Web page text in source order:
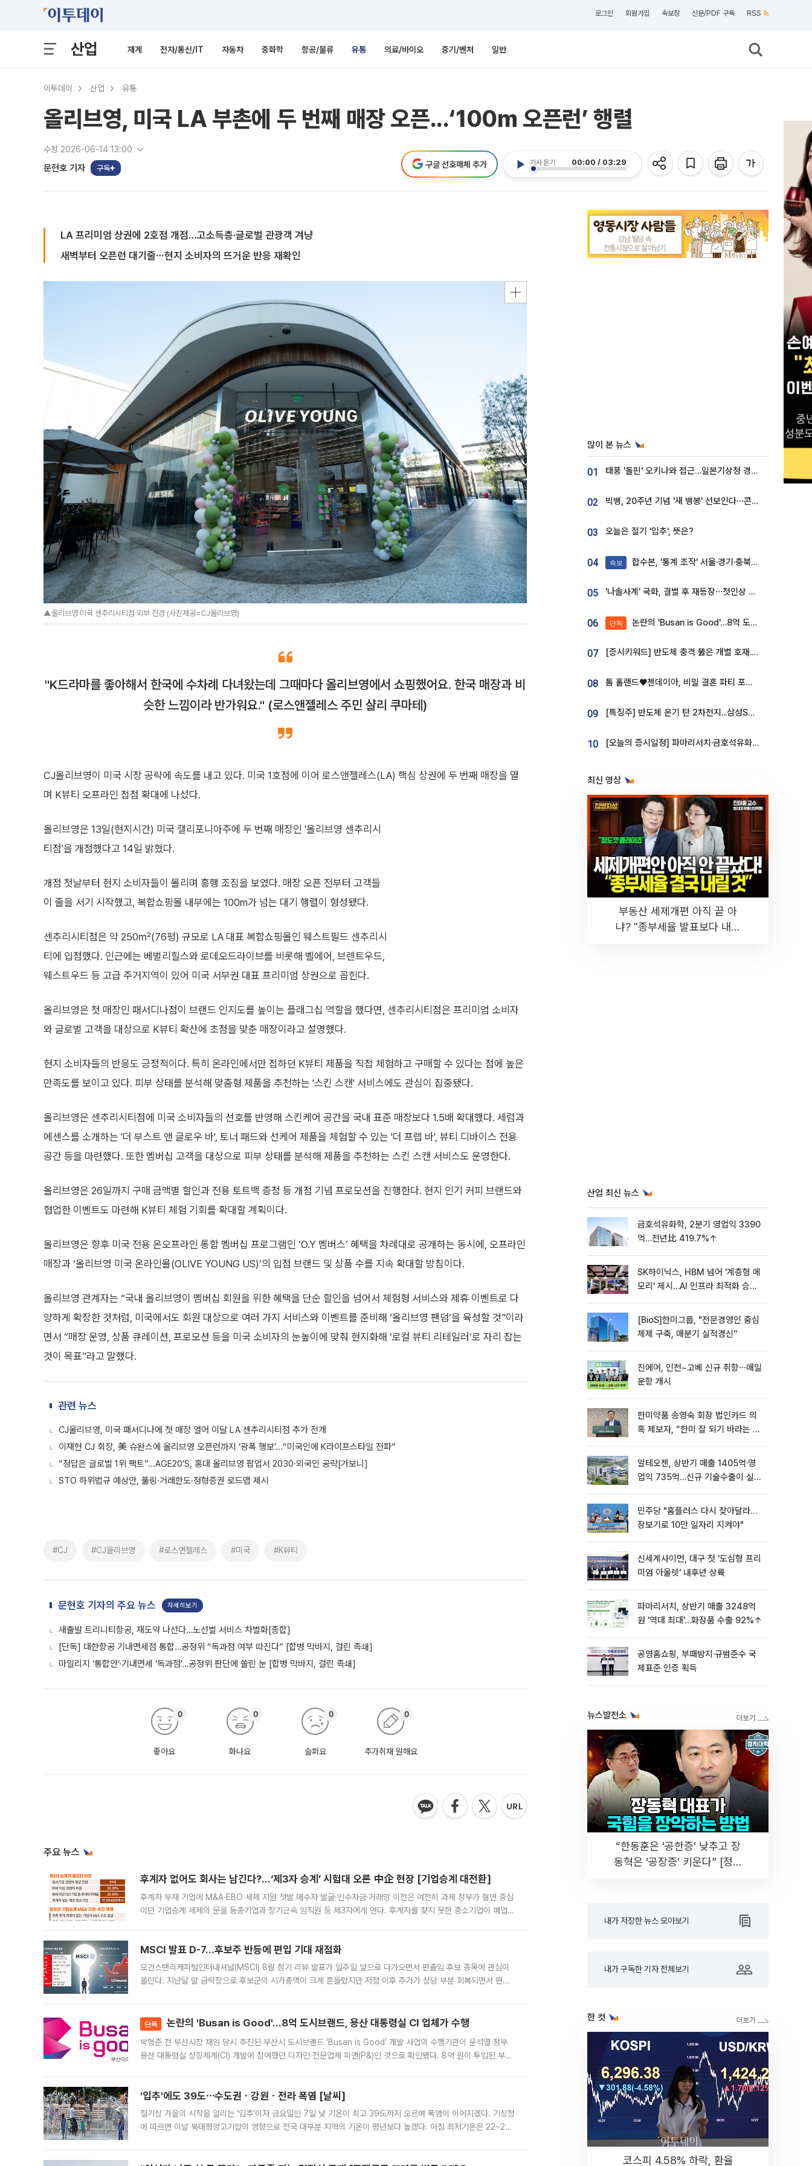
로그인 회원가입 속보창 신문/PDF 구독 RSS
산업 재계 전자/통신/IT 자동차 중화학 항공/물류 유통 의료/바이오 중기/벤처 일반
이투데이 산업 유통
올리브영, 미국 LA 부촌에 두 번째 매장 오픈...‘100m 오픈런’ 행렬
수정 2026-06-14 13:00
문현호 기자 구독
기사 듣기 00:00 / 03:29
구글 선호매체 추가
LA 프리미엄 상권에 2호점 개점…고소득층·글로벌 관광객 겨냥
새벽부터 오픈런 대기줄⋯현지 소비자의 뜨거운 반응 재확인
▲올리브영 미국 센추리시티점 외부 전경 (사진제공=CJ올리브영)
"K드라마를 좋아해서 한국에 수차례 다녀왔는데 그때마다 올리브영에서 쇼핑했어요. 한국 매장과 비
슷한 느낌이라 반가워요." (로스앤젤레스 주민 샬리 쿠마테)
CJ올리브영이 미국 시장 공략에 속도를 내고 있다. 미국 1호점에 이어 로스앤젤레스(LA) 핵심 상권에 두 번째 매장을 열
며 K뷰티 오프라인 접점 확대에 나섰다.
올리브영은 13일(현지시간) 미국 캘리포니아주에 두 번째 매장인 '올리브영 센추리시
티점'을 개점했다고 14일 밝혔다.
개점 첫날부터 현지 소비자들이 몰리며 흥행 조짐을 보였다. 매장 오픈 전부터 고객들
이 줄을 서기 시작했고, 복합쇼핑몰 내부에는 100m가 넘는 대기 행렬이 형성됐다.
센추리시티점은 약 250㎡(76평) 규모로 LA 대표 복합쇼핑몰인 웨스트필드 센추리시
티에 입점했다. 인근에는 베벌리힐스와 로데오드라이브를 비롯해 벨에어, 브렌트우드,
웨스트우드 등 고급 주거지역이 있어 미국 서부권 대표 프리미엄 상권으로 꼽힌다.
올리브영은 첫 매장인 패서디나점이 브랜드 인지도를 높이는 플래그십 역할을 했다면, 센추리시티점은 프리미엄 소비자
와 글로벌 고객을 대상으로 K뷰티 확산에 초점을 맞춘 매장이라고 설명했다.
현지 소비자들의 반응도 긍정적이다. 특히 온라인에서만 접하던 K뷰티 제품을 직접 체험하고 구매할 수 있다는 점에 높은
만족도를 보이고 있다. 피부 상태를 분석해 맞춤형 제품을 추천하는 '스킨 스캔' 서비스에도 관심이 집중됐다.
올리브영은 센추리시티점에 미국 소비자들의 선호를 반영해 스킨케어 공간을 국내 표준 매장보다 1.5배 확대했다. 세럼과
에센스를 소개하는 '더 부스트 앤 글로우 바', 토너 패드와 선케어 제품을 체험할 수 있는 '더 프렙 바', 뷰티 디바이스 전용
공간 등을 마련했다. 또한 멤버십 고객을 대상으로 피부 상태를 분석해 제품을 추천하는 스킨 스캔 서비스도 운영한다.
올리브영은 26일까지 구매 금액별 할인과 전용 토트백 증정 등 개점 기념 프로모션을 진행한다. 현지 인기 커피 브랜드와
협업한 이벤트도 마련해 K뷰티 체험 기회를 확대할 계획이다.
올리브영은 향후 미국 전용 온오프라인 통합 멤버십 프로그램인 ‘O.Y 멤버스’ 혜택을 차례대로 공개하는 동시에, 오프라인
매장과 ‘올리브영 미국 온라인몰(OLIVE YOUNG US)’의 입점 브랜드 및 상품 수를 지속 확대할 방침이다.
올리브영 관계자는 “국내 올리브영이 멤버십 회원을 위한 혜택을 단순 할인을 넘어서 체험형 서비스와 제휴 이벤트로 다
양하게 확장한 것처럼, 미국에서도 회원 대상으로 여러 가지 서비스와 이벤트를 준비해 ‘올리브영 팬덤’을 육성할 것”이라
면서 “매장 운영, 상품 큐레이션, 프로모션 등을 미국 소비자의 눈높이에 맞춰 현지화해 ‘로컬 뷰티 리테일러’로 자리 잡는
것이 목표”라고 말했다.
관련 뉴스
CJ올리브영, 미국 패서디나에 첫 매장 열어 이달 LA 센추리시티점 추가 전개
이재현 CJ 회장, 美 슈완스에 올리브영 오픈런까지 ‘광폭 행보’...“미국인에 K라이프스타일 전파”
“정답은 글로벌 1위 팩트”...AGE20’S, 홍대 올리브영 팝업서 2030·외국인 공략[가보니]
STO 하위법규 예상안, 풀링·거래한도·정형증권 로드맵 제시
#CJ #CJ올리브영 #로스앤젤레스 #미국 #K뷰티
문현호 기자의 주요 뉴스 자세히보기
새출발 트리니티항공, 재도약 나선다…노선별 서비스 차별화[종합]
[단독] 대한항공 기내면세점 통합…공정위 “독과점 여부 따진다” [합병 막바지, 걸린 족쇄]
마일리지 ‘통합안’·기내면세 ‘독과점’…공정위 판단에 쏠린 눈 [합병 막바지, 걸린 족쇄]
좋아요
0
화나요
0
슬퍼요
0
추가취재 원해요
0
주요 뉴스
후계자 없어도 회사는 남긴다?…‘제3자 승계’ 시험대 오른 中企 현장 [기업승계 대전환]
후계자 부재 기업에 M&A·EBO 세제 지원 첫발 매수자 발굴·인수자금·거래망 이전은 여전히 과제 정부가 혈연 중심
이던 기업승계 세제의 문을 동종기업과 장기근속 임직원 등 제3자에게 연다. 후계자를 찾지 못한 중소기업이 폐업
MSCI 발표 D-7…후보주 반등에 편입 기대 재점화
모건스탠리캐피털인터내셔널(MSCI) 8월 정기 리뷰 발표가 일주일 앞으로 다가오면서 편출입 후보 종목에 관심이
쏠린다. 지난달 말 급락장으로 후보군의 시가총액이 크게 흔들렸지만 저점 이후 주가가 상당 부분 회복되면서 편입
단독 논란의 'Busan is Good'…8억 도시브랜드, 용산 대통령실 CI 업체가 수행
박형준 전 부산시장 재임 당시 추진된 부산시 도시브랜드 ‘Busan is Good’ 개발 사업의 수행기관이 윤석열 정부
용산 대통령실 상징체계(CI) 개발에 참여했던 디자인 전문업체 피앤(P&)인 것으로 확인됐다. 8억 원이 투입된 부산
'입추'에도 39도⋯수도권ㆍ강원ㆍ전라 폭염 [날씨]
절기상 가을의 시작을 알리는 ‘입추’이자 금요일인 7일 낮 기온이 최고 39도까지 오르며 폭염이 이어지겠다. 기상청
에 따르면 이날 북태평양고기압의 영향으로 전국 대부분 지역의 기온이 평년보다 높겠다. 아침 최저기온은 22~27
많이 본 뉴스
01 태풍 '돌핀' 오키나와 접근…일본기상청 경로 업데이트
02 빅뱅, 20주년 기념 '새 뱅봉' 선보인다⋯콘서트 앞두고 팝업 개최
03 오늘은 절기 '입추', 뜻은?
04 속보 합수본, '통계 조작' 서울·경기·충북 선관위 등 추가 압수수색
05 ‘나솔사계’ 국화, 결별 후 재등장⋯첫인상 투표 휩쓸고 ‘인기녀’ 등극
06 단독 논란의 'Busan is Good'…8억 도시브랜드, 용산 대통령실 CI 업체가 수행
07 [증시키워드] 반도체 충격 뚫은 개별 호재...포스코퓨처엠·에코프로·한화솔루션 '눈길'
08 톰 홀랜드♥젠데이아, 비밀 결혼 파티 포착⋯호텔 대관비만 9억
09 [특징주] 반도체 온기 탄 2차전지...삼성SDI, 장 초반 7% 넘게 껑충
10 [오늘의 증시일정] 파마리서치·금호석유화학·코오롱인더·상상인증권 등
최신 영상
부동산 세제개편 아직 끝 아
냐? "종부세율 발표보다 내릴
산업 최신 뉴스
금호석유화학, 2분기 영업익 3390
억…전년比 419.7%↑
SK하이닉스, HBM 넘어 '계층형 메
모리' 제시…AI 인프라 최적화 승부
[BioS]한미그룹, "전문경영인 중심
체제 구축, 매분기 실적경신”
진에어, 인천~고베 신규 취항⋯매일
운항 개시
한미약품 송영숙 회장 법인카드 의
혹 제보자, “한미 잘 되기 바라는 마
알테오젠, 상반기 매출 1405억·영
업익 735억…신규 기술수출이 실적
민주당 "홈플러스 다시 찾아달라…
장보기로 10만 일자리 지켜야"
신세계사이먼, 대구 첫 '도심형 프리
미엄 아울렛' 내후년 상륙
파마리서치, 상반기 매출 3248억
원 '역대 최대'…화장품 수출 92%↑
공영홈쇼핑, 부패방지·규범준수 국
제표준 인증 획득
뉴스발전소
“한동훈은 ‘공한증’ 낮추고 장
동혁은 ‘공장증’ 키운다” [정치
내가 저장한 뉴스 모아보기
내가 구독한 기자 전체보기
한 컷
코스피 4.58% 하락, 환율